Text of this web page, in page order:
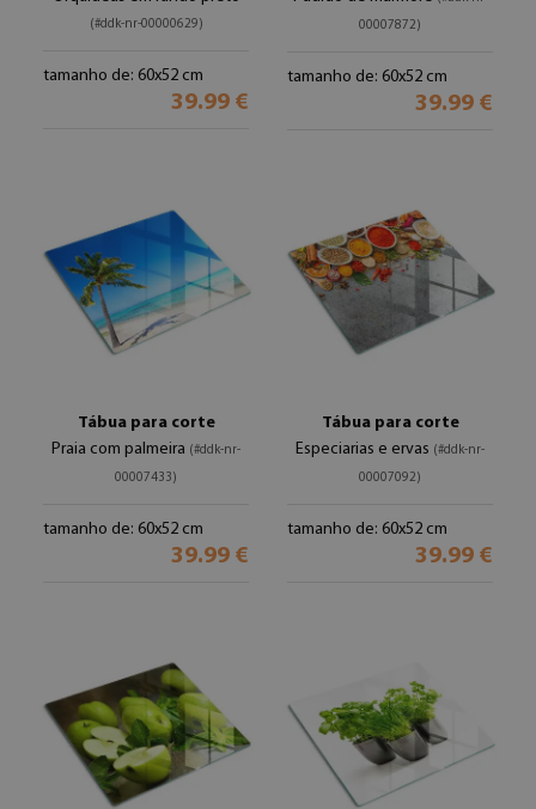
(#ddk-nr-00000629)
tamanho de: 60x52 cm
39.99 €
00007872)
tamanho de: 60x52 cm
39.99 €
Tábua para corte
Praia com palmeira (#ddk-nr-
00007433)
tamanho de: 60x52 cm
39.99 €
Tábua para corte
Especiarias e ervas (#ddk-nr-
00007092)
tamanho de: 60x52 cm
39.99 €